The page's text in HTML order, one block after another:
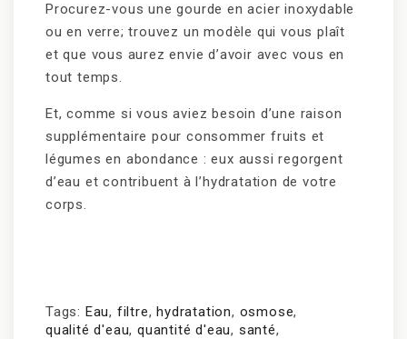
Procurez-vous une gourde en acier inoxydable
ou en verre; trouvez un modèle qui vous plaît
et que vous aurez envie d’avoir avec vous en
tout temps.
Et, comme si vous aviez besoin d’une raison
supplémentaire pour consommer fruits et
légumes en abondance : eux aussi regorgent
d’eau et contribuent à l’hydratation de votre
corps.
Tags: Eau, filtre,hydratation, osmose,
qualité d'eau,quantité d'eau, santé,